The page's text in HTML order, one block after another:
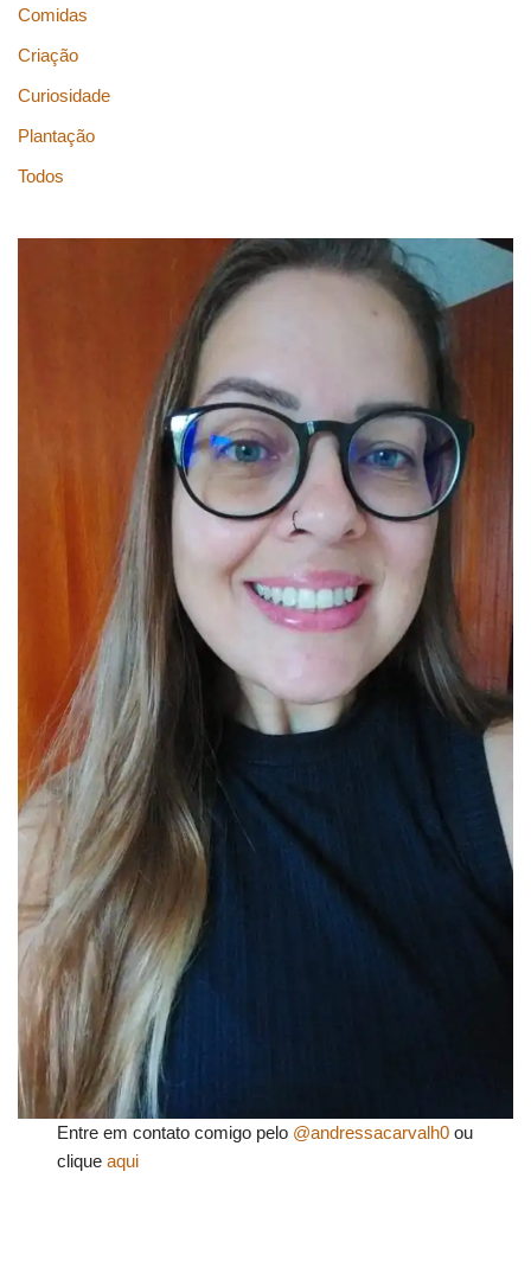
Comidas
Criação
Curiosidade
Plantação
Todos
Entre em contato comigo pelo @andressacarvalh0 ou
clique aqui